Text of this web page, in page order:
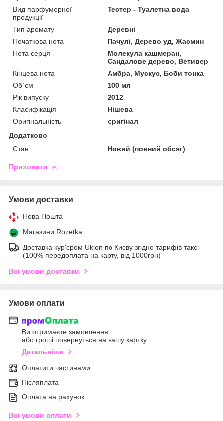
Вид парфумерної
продукції
Тестер - Туалетна вода
Тип аромату
Деревні
Початкова нота
Пачулі, Дерево уд, Жасмин
Нота серця
Молекула кашмеран,
Сандалове дерево, Ветивер
Кінцева нота
Амбра, Мускус, Боби тонка
Об`єм
100 мл
Рік випуску
2012
Класифікація
Нішева
Оригінальність
оригінал
Додатково
Стан
Новий (повний обсяг)
Приховати
Умови доставки
Нова Пошта
Магазини Rozetka
Доставка кур'єром Uklon по Києву згідно тарифів таксі
(100% передоплата на карту, від 1000грн)
Всі умови доставки
Умови оплати
Ви отримаєте замовлення
або гроші повернуться на вашу картку
Детальніше
Оплатити частинами
Післяплата
Оплата на рахунок
Всі умови оплати